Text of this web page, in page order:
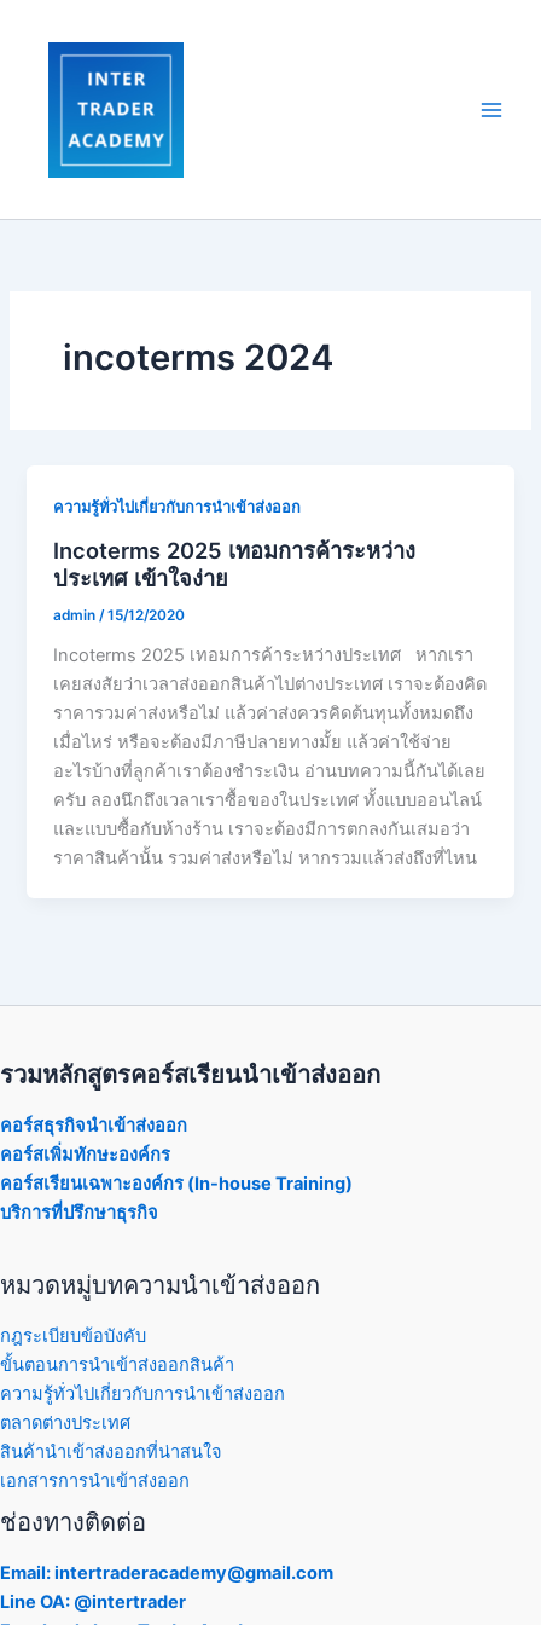
incoterms 2024
ความรู้ทั่วไปเกี่ยวกับการนำเข้าส่งออก
Incoterms 2025 เทอมการค้าระหว่าง
ประเทศ เข้าใจง่าย
admin /15/12/2020
Incoterms 2025 เทอมการค้าระหว่างประเทศ หากเรา
เคยสงสัยว่าเวลาส่งออกสินค้าไปต่างประเทศ เราจะต้องคิด
ราคารวมค่าส่งหรือไม่ แล้วค่าส่งควรคิดต้นทุนทั้งหมดถึง
เมื่อไหร่ หรือจะต้องมีภาษีปลายทางมั้ย แล้วค่าใช้จ่าย
อะไรบ้างที่ลูกค้าเราต้องชำระเงิน อ่านบทความนี้กันได้เลย
ครับ ลองนึกถึงเวลาเราซื้อของในประเทศ ทั้งแบบออนไลน์
และแบบซื้อกับห้างร้าน เราจะต้องมีการตกลงกันเสมอว่า
ราคาสินค้านั้น รวมค่าส่งหรือไม่ หากรวมแล้วส่งถึงที่ไหน
รวมหลักสูตรคอร์สเรียนนำเข้าส่งออก
คอร์สธุรกิจนำเข้าส่งออก
คอร์สเพิ่มทักษะองค์กร
คอร์สเรียนเฉพาะองค์กร (In-house Training)
บริการที่ปรึกษาธุรกิจ
หมวดหมู่บทความนำเข้าส่งออก
กฎระเบียบข้อบังคับ
ขั้นตอนการนำเข้าส่งออกสินค้า
ความรู้ทั่วไปเกี่ยวกับการนำเข้าส่งออก
ตลาดต่างประเทศ
สินค้านำเข้าส่งออกที่น่าสนใจ
เอกสารการนำเข้าส่งออก
ช่องทางติดต่อ
Email: intertraderacademy@gmail.com
Line OA: @intertrader